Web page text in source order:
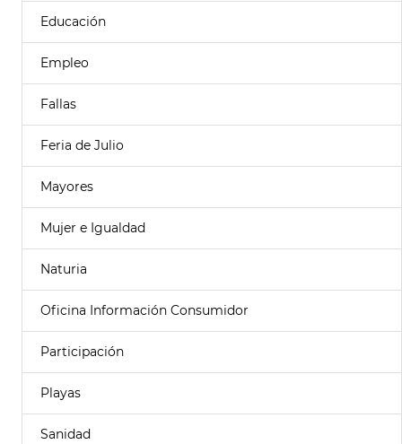
Educación
Empleo
Fallas
Feria de Julio
Mayores
Mujer e Igualdad
Naturia
Oficina Información Consumidor
Participación
Playas
Sanidad